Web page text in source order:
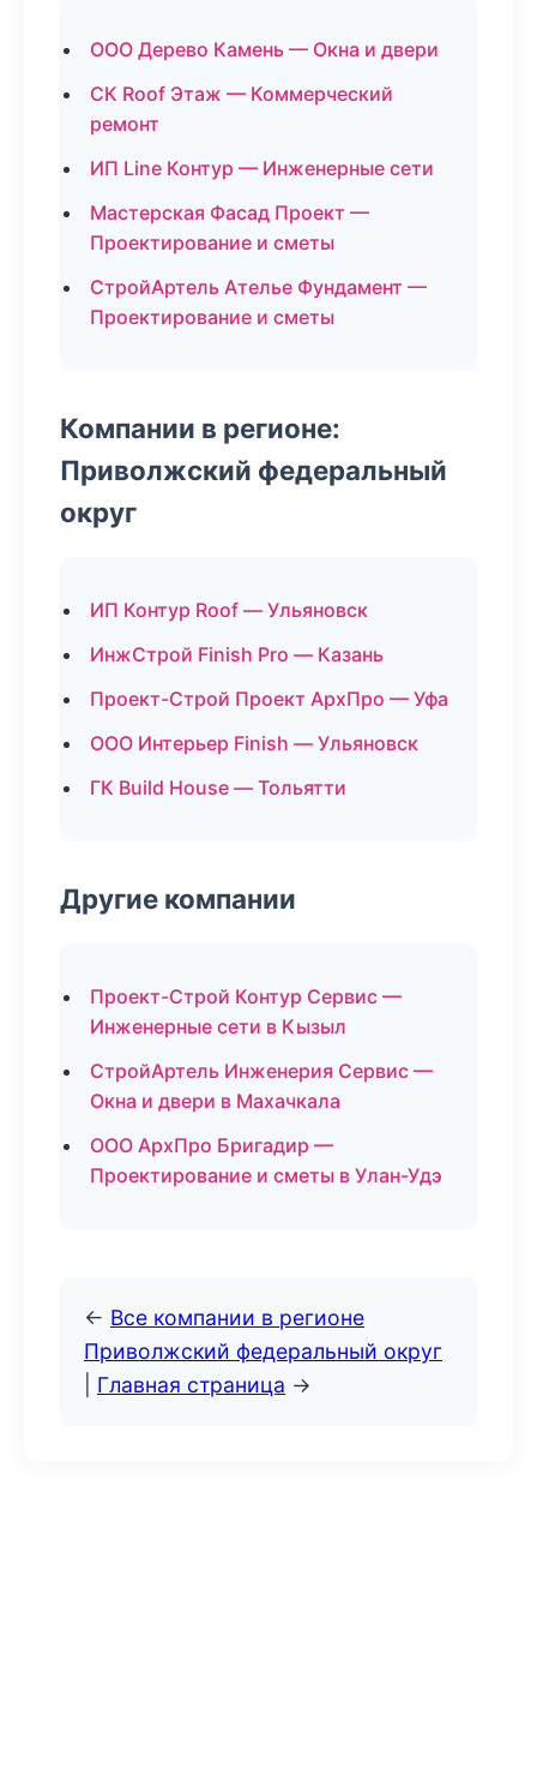
ООО Дерево Камень — Окна и двери
СК Roof Этаж — Коммерческий
ремонт
ИП Line Контур — Инженерные сети
Мастерская Фасад Проект —
Проектирование и сметы
СтройАртель Ателье Фундамент —
Проектирование и сметы
Компании в регионе:
Приволжский федеральный
округ
ИП Контур Roof — Ульяновск
ИнжСтрой Finish Pro — Казань
Проект-Строй Проект АрхПро — Уфа
ООО Интерьер Finish — Ульяновск
ГК Build House — Тольятти
Другие компании
Проект-Строй Контур Сервис —
Инженерные сети в Кызыл
СтройАртель Инженерия Сервис —
Окна и двери в Махачкала
ООО АрхПро Бригадир —
Проектирование и сметы в Улан-Удэ
← Все компании в регионе
Приволжский федеральный округ
Главная страница →